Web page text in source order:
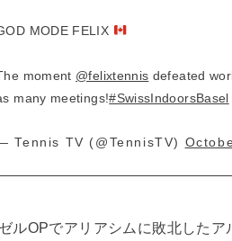
MODE FELIX
moment @felixtennis defeated
many meetings!#SwissIndoorsBasel
Tennis TV (@TennisTV)
ルOPでアリアシムに敗北した